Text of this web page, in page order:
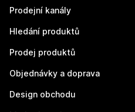
Prodejní kanály
Hledání produktů
Prodej produktů
Objednávky a doprava
Design obchodu